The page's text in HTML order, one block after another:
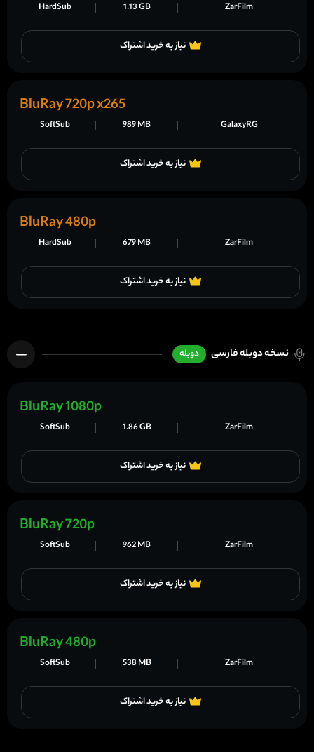
نیاز به خرید اشتراک
ZarFilm
1.13 GB
HardSub
نیاز به خرید اشتراک
GalaxyRG
989 MB
SoftSub
BluRay 720p x265
نیاز به خرید اشتراک
ZarFilm
679 MB
HardSub
BluRay 480p
نسخه دوبله فارسی دوبله
نیاز به خرید اشتراک
ZarFilm
1.86 GB
SoftSub
BluRay 1080p
نیاز به خرید اشتراک
ZarFilm
962 MB
SoftSub
BluRay 720p
نیاز به خرید اشتراک
ZarFilm
538 MB
SoftSub
BluRay 480p